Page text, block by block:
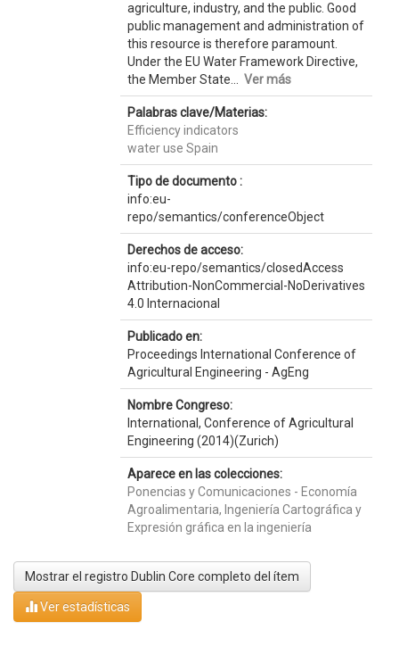
agriculture, industry, and the public. Good
public management and administration of
this resource is therefore paramount.
Under the EU Water Framework Directive,
the Member State... Ver más
Palabras clave/Materias:
Efficiency indicators
water use Spain
Tipo de documento :
info:eu-
repo/semantics/conferenceObject
Derechos de acceso:
info:eu-repo/semantics/closedAccess
Attribution-NonCommercial-NoDerivatives
4.0 Internacional
Publicado en:
Proceedings International Conference of
Agricultural Engineering - AgEng
Nombre Congreso:
International, Conference of Agricultural
Engineering (2014)(Zurich)
Aparece en las colecciones:
Ponencias y Comunicaciones - Economía
Agroalimentaria, Ingeniería Cartográfica y
Expresión gráfica en la ingeniería
Mostrar el registro Dublin Core completo del ítem
Ver estadísticas